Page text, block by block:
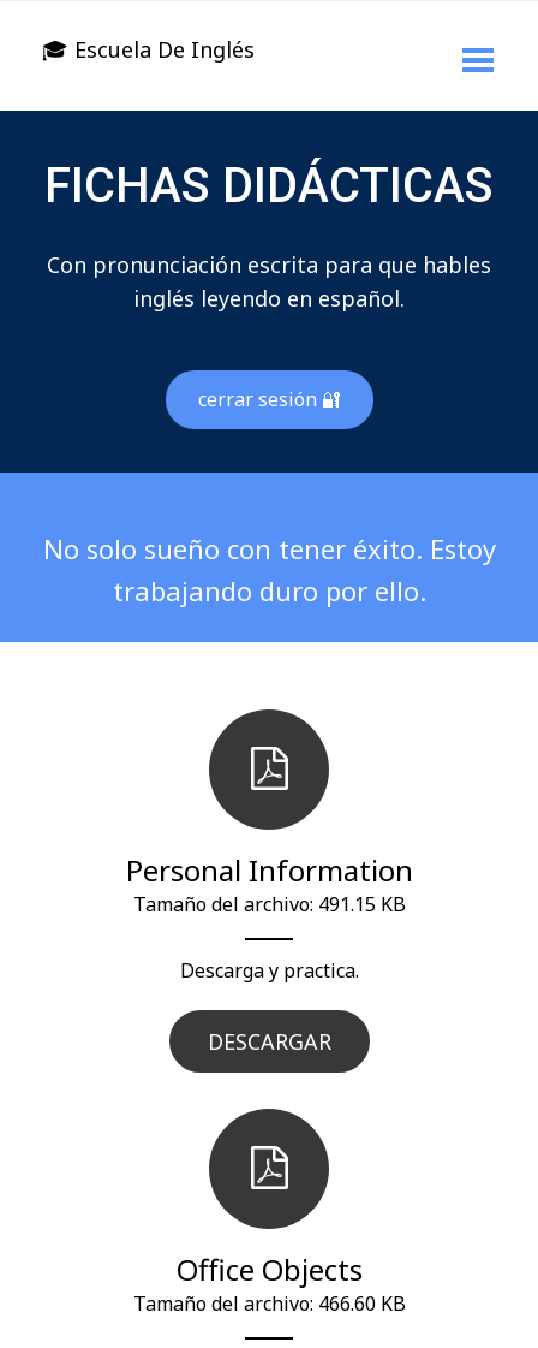
🎓 Escuela De Inglés
FICHAS DIDÁCTICAS
Con pronunciación escrita para que hables
inglés leyendo en español.
cerrar sesión 🔐
No solo sueño con tener éxito. Estoy
trabajando duro por ello.
Personal Information
Tamaño del archivo: 491.15 KB
Descarga y practica.
DESCARGAR
Office Objects
Tamaño del archivo: 466.60 KB